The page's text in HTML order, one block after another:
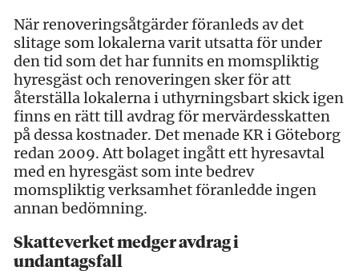
När renoveringsåtgärder föranleds av det
slitage som lokalerna varit utsatta för under
den tid som det har funnits en momspliktig
hyresgäst och renoveringen sker för att
återställa lokalerna i uthyrningsbart skick igen
finns en rätt till avdrag för mervärdesskatten
på dessa kostnader. Det menade KR i Göteborg
redan 2009. Att bolaget ingått ett hyresavtal
med en hyresgäst som inte bedrev
momspliktig verksamhet föranledde ingen
annan bedömning.
Skatteverket medger avdrag i
undantagsfall